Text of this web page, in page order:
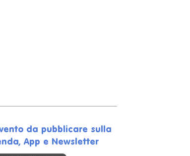
da pubblicare sulla
App e Newsletter